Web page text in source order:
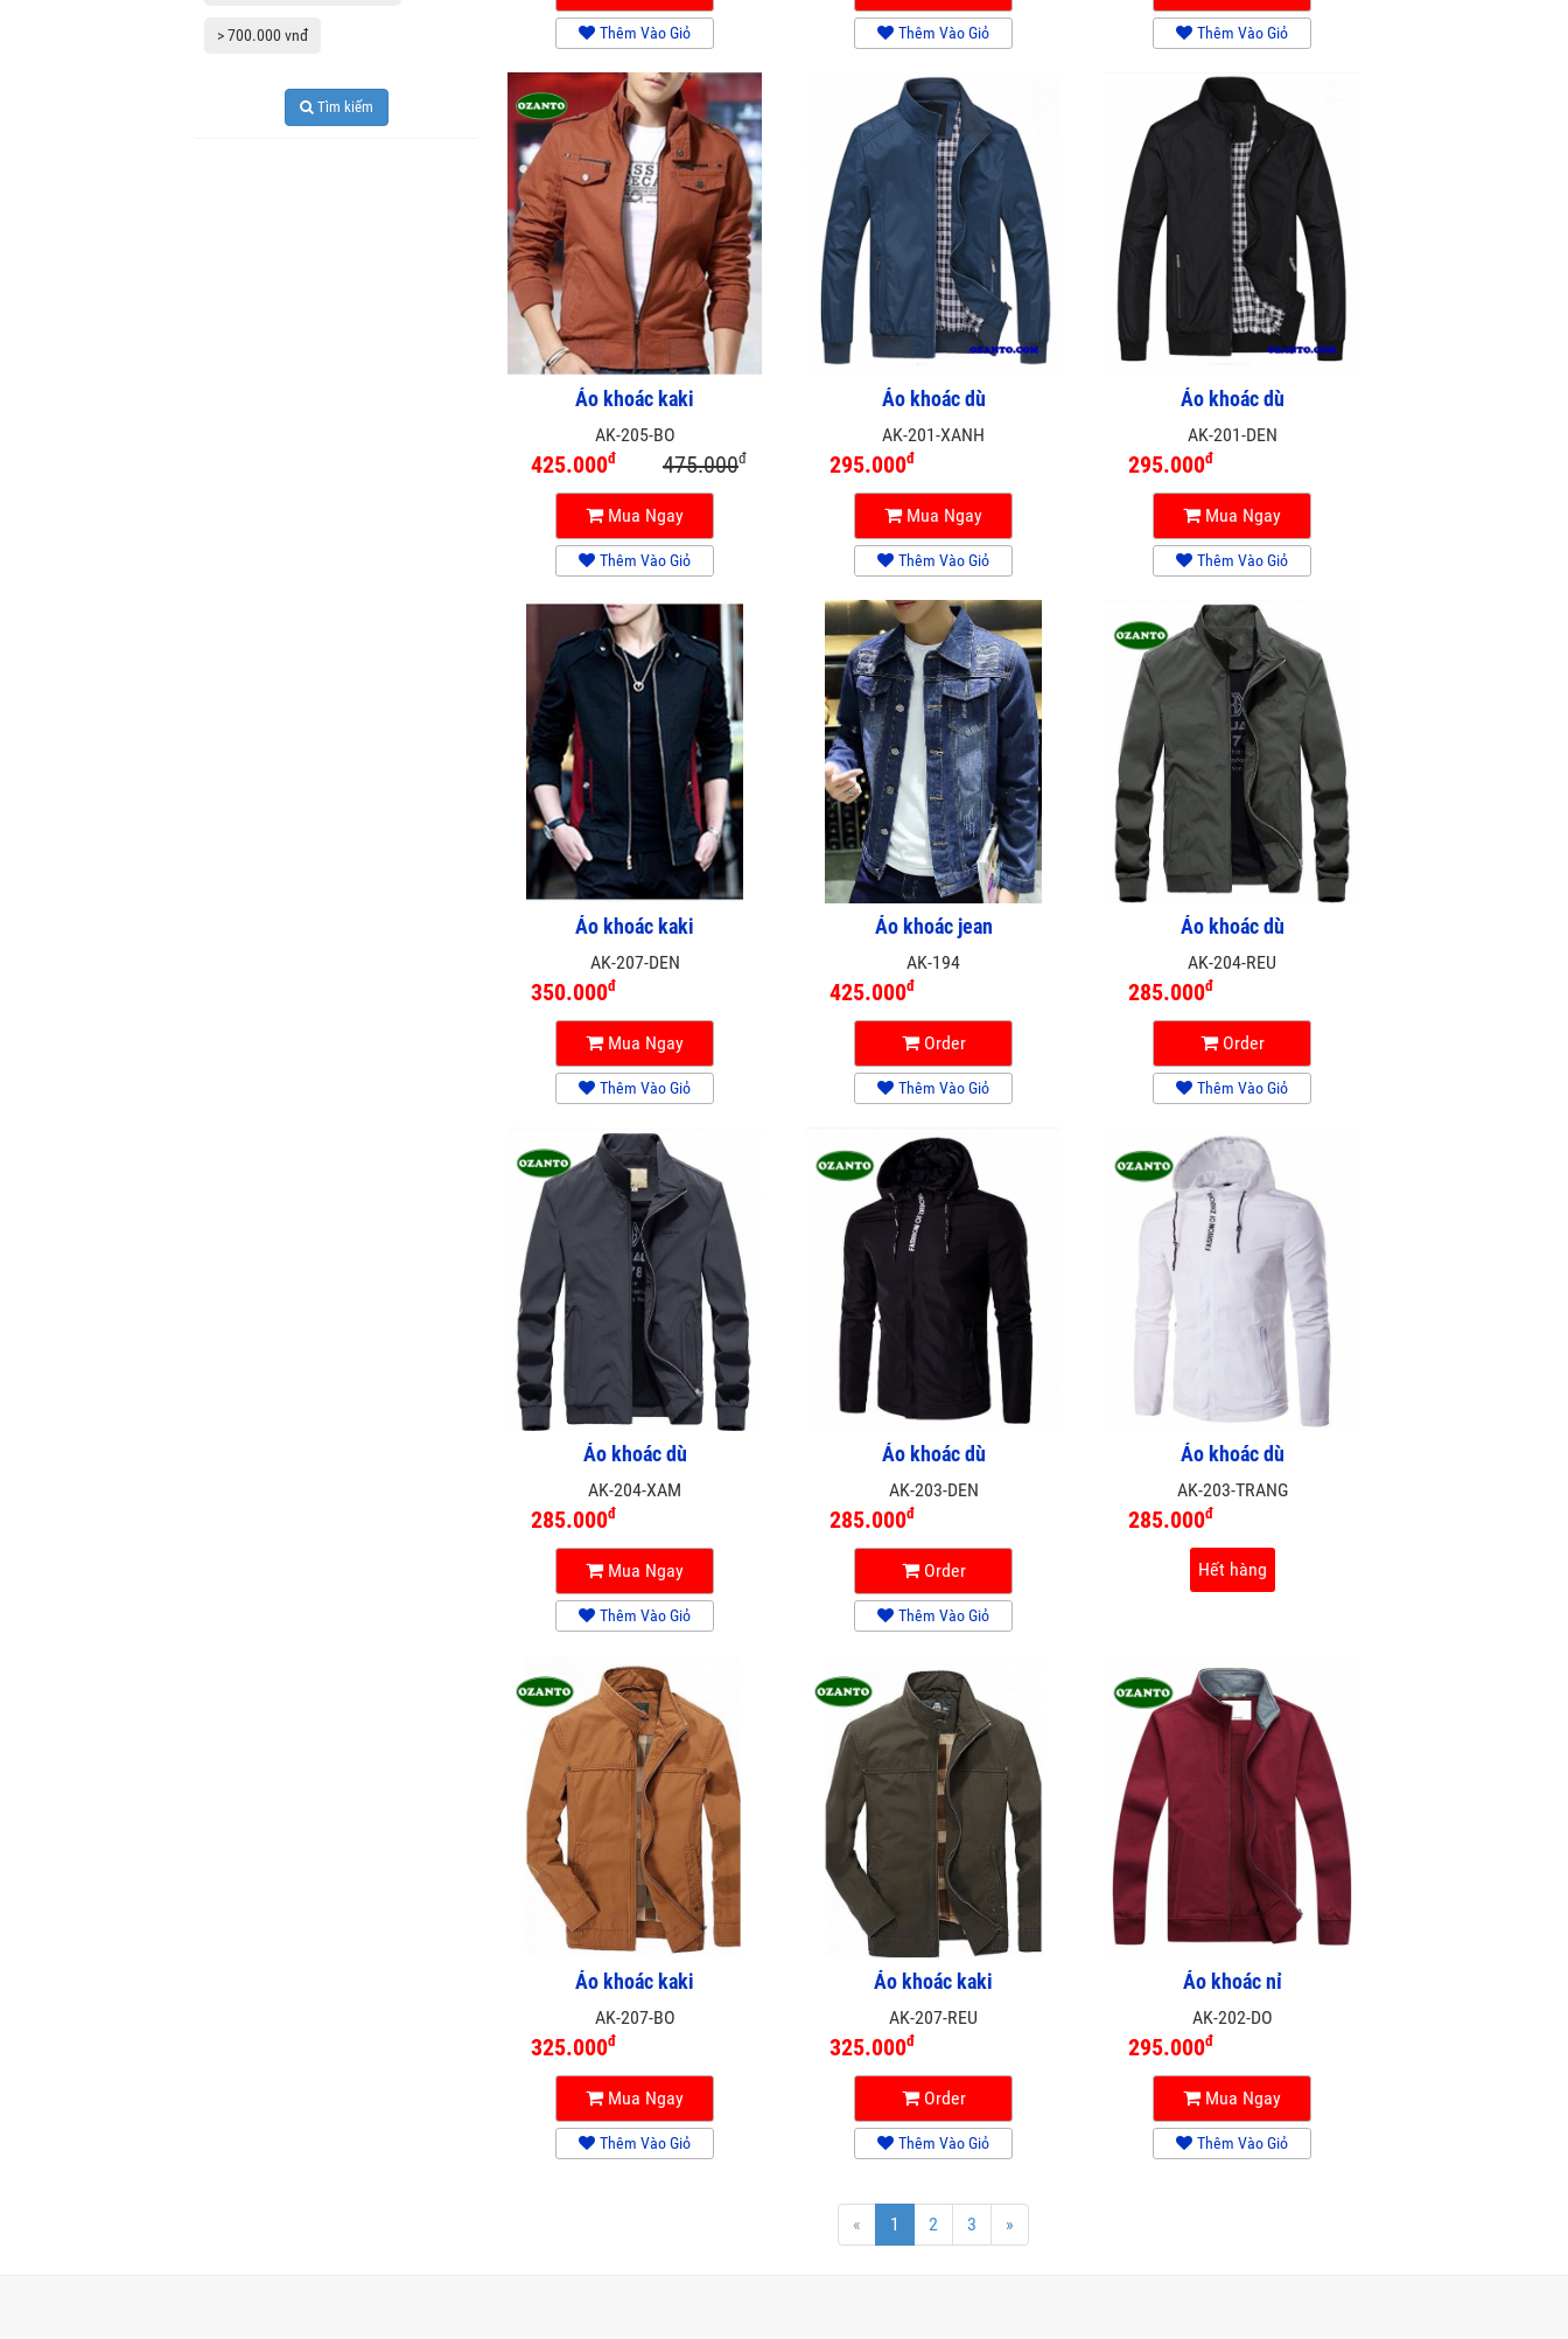
Thêm Vào Giỏ Thêm Vào Giỏ Thêm Vào Giỏ
Áo khoác kaki
AK-205-BO
425.000đ 475.000đ
Mua Ngay
Thêm Vào Giỏ
Áo khoác dù
AK-201-XANH
295.000đ
Mua Ngay
Thêm Vào Giỏ
Áo khoác dù
AK-201-DEN
295.000đ
Mua Ngay
Thêm Vào Giỏ
Áo khoác kaki
AK-207-DEN
350.000đ
Mua Ngay
Thêm Vào Giỏ
Áo khoác jean
AK-194
425.000đ
Order
Thêm Vào Giỏ
Áo khoác dù
AK-204-REU
285.000đ
Order
Thêm Vào Giỏ
Áo khoác dù
AK-204-XAM
285.000đ
Mua Ngay
Thêm Vào Giỏ
Áo khoác dù
AK-203-DEN
285.000đ
Order
Thêm Vào Giỏ
Áo khoác dù
AK-203-TRANG
285.000đ
Hết hàng
Áo khoác kaki
AK-207-BO
325.000đ
Mua Ngay
Thêm Vào Giỏ
Áo khoác kaki
AK-207-REU
325.000đ
Order
Thêm Vào Giỏ
Áo khoác nỉ
AK-202-DO
295.000đ
Mua Ngay
Thêm Vào Giỏ
« 1 2 3 »
> 700.000 vnđ
Tìm kiếm